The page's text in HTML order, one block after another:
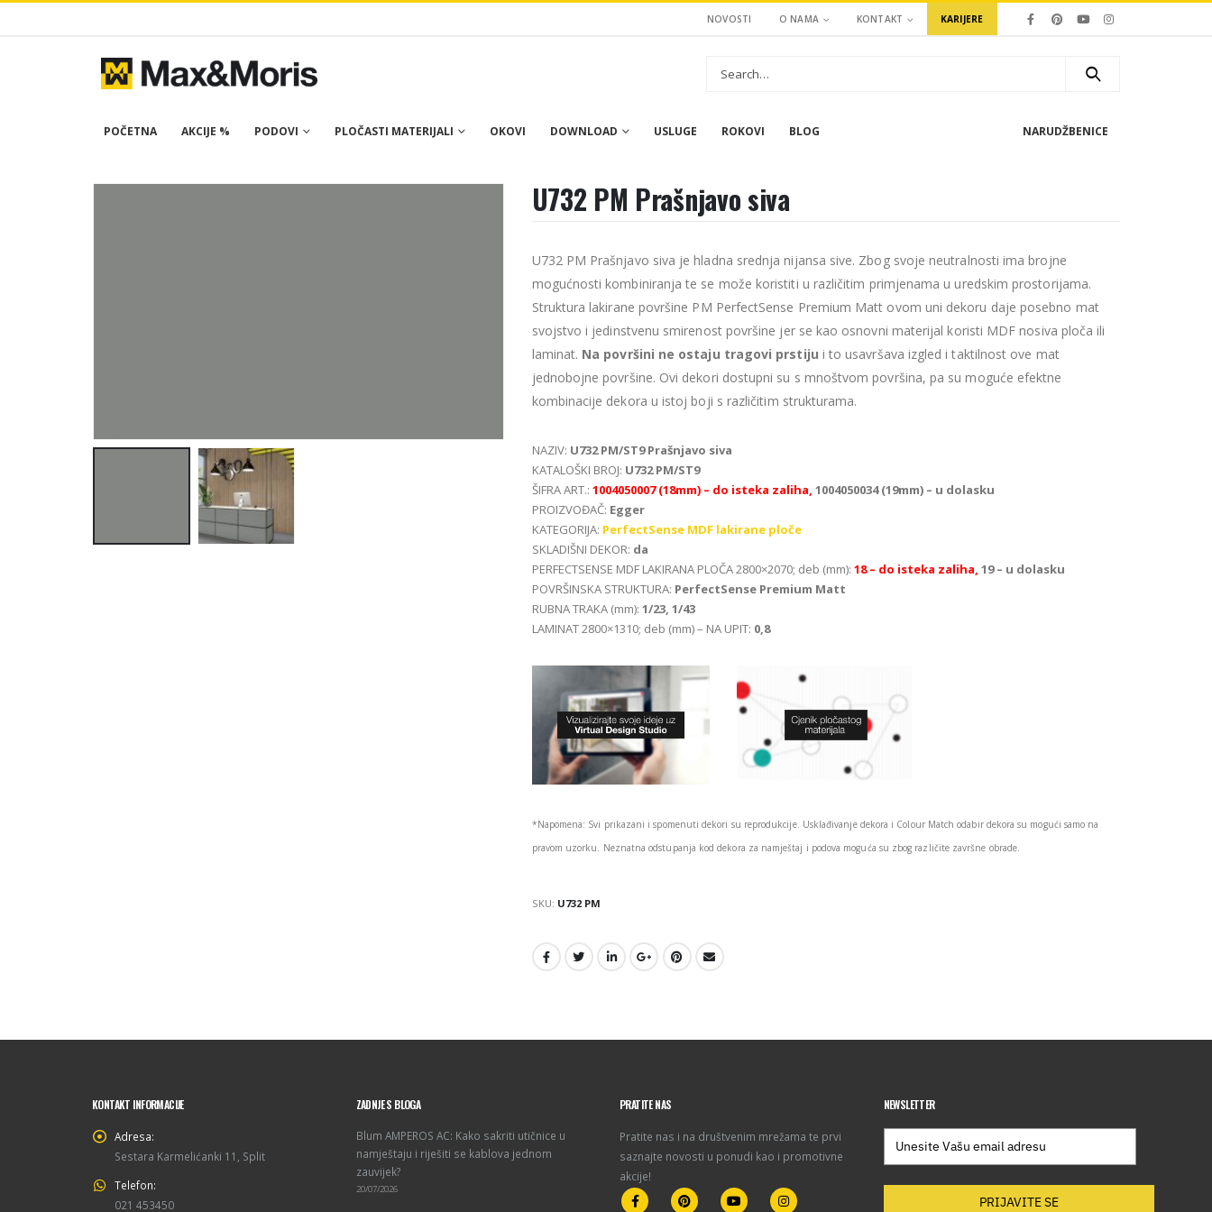
NOVOSTI O NAMA KONTAKT KARIJERE
POČETNA AKCIJE % PODOVI PLOČASTI MATERIJALI OKOVI DOWNLOAD USLUGE ROKOVI BLOG NARUDŽBENICE
U732 PM Prašnjavo siva
U732 PM Prašnjavo siva je hladna srednja nijansa sive. Zbog svoje neutralnosti ima brojne
mogućnosti kombiniranja te se može koristiti u različitim primjenama u uredskim prostorijama.
Struktura lakirane površine PM PerfectSense Premium Matt ovom uni dekoru daje posebno mat
svojstvo i jedinstvenu smirenost površine jer se kao osnovni materijal koristi MDF nosiva ploča ili
laminat. Na površini ne ostaju tragovi prstiju i to usavršava izgled i taktilnost ove mat
jednobojne površine. Ovi dekori dostupni su s mnoštvom površina, pa su moguće efektne
kombinacije dekora u istoj boji s različitim strukturama.
NAZIV: U732 PM/ST9 Prašnjavo siva
KATALOŠKI BROJ: U732 PM/ST9
ŠIFRA ART.: 1004050007(18mm) – do isteka zaliha, 1004050034 (19mm) – u dolasku
PROIZVOĐAČ: Egger
KATEGORIJA: PerfectSense MDF lakirane ploče
SKLADIŠNI DEKOR: da
PERFECTSENSE MDF LAKIRANA PLOČA 2800×2070; deb (mm): 18 – do isteka zaliha, 19 – u dolasku
POVRŠINSKA STRUKTURA: PerfectSense Premium Matt
RUBNA TRAKA (mm): 1/23, 1/43
LAMINAT 2800×1310; deb (mm) – NA UPIT: 0,8
*Napomena: Svi prikazani i spomenuti dekori su reprodukcije. Usklađivanje dekora i Colour Match odabir dekora su mogući samo na
pravom uzorku. Neznatna odstupanja kod dekora za namještaj i podova moguća su zbog različite završne obrade.
SKU: U732 PM
KONTAKT INFORMACIJE
Adresa:
Sestara Karmelićanki 11, Split
Telefon:
021 453450
ZADNJE S BLOGA
Blum AMPEROS AC: Kako sakriti utičnice u
namještaju i riješiti se kablova jednom
zauvijek?
20/07/2026
PRATITE NAS
Pratite nas i na društvenim mrežama te prvi
saznajte novosti u ponudi kao i promotivne
akcije!
NEWSLETTER
PRIJAVITE SE